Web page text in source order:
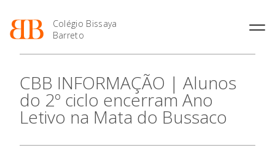
Colégio Bissaya
Barreto
Projeto Educativo
Organização
Colaboradores Docentes
Enriquecimento Curricular
Oferta Curricular
Atividades Extracurriculares
Profissionais
Matrículas
Horários e Manuais
Termalismo
2027
Calendários
Portal do Professor
de Educação
CBB INFORMAÇÃO | Alunos
do 2º ciclo encerram Ano
Letivo na Mata do Bussaco